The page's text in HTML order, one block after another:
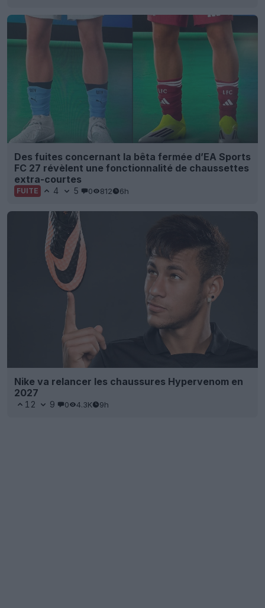
Des fuites concernant la bêta fermée d’EA Sports
FC 27 révèlent une fonctionnalité de chaussettes
extra-courtes
FUITE 4 5 0 812 6h
Nike va relancer les chaussures Hypervenom en
2027
12 9 0 4.3K 9h